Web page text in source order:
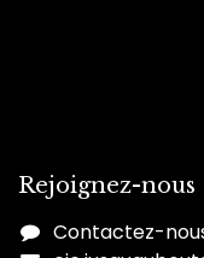
Rejoignez-nous
Contactez-